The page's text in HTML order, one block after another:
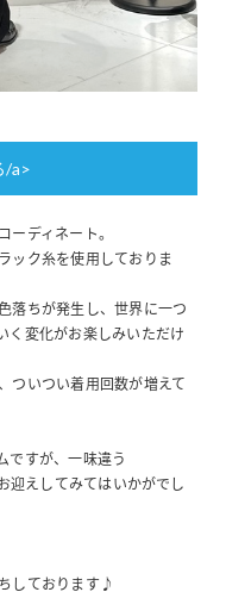
/a>
ディネート。
ック糸を使用しておりま
落ちが発生し、世界に一つ
く変化がお楽しみいただけ
ついつい着用回数が増えて
ですが、一味違う
迎えしてみてはいかがでし
しております♪